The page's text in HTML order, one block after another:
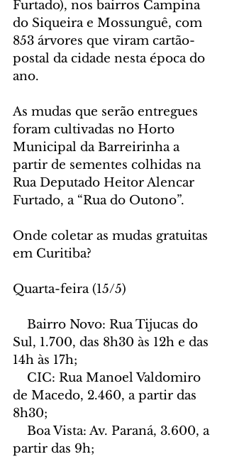
Furtado), nos bairros Campina
do Siqueira e Mossunguê, com
853 árvores que viram cartão-
postal da cidade nesta época do
ano.
As mudas que serão entregues
foram cultivadas no Horto
Municipal da Barreirinha a
partir de sementes colhidas na
Rua Deputado Heitor Alencar
Furtado, a “Rua do Outono”.
Onde coletar as mudas gratuitas
em Curitiba?
Quarta-feira (15/5)
Bairro Novo: Rua Tijucas do
Sul, 1.700, das 8h30 às 12h e das
14h às 17h;
CIC: Rua Manoel Valdomiro
de Macedo, 2.460, a partir das
8h30;
Boa Vista: Av. Paraná, 3.600, a
partir das 9h;